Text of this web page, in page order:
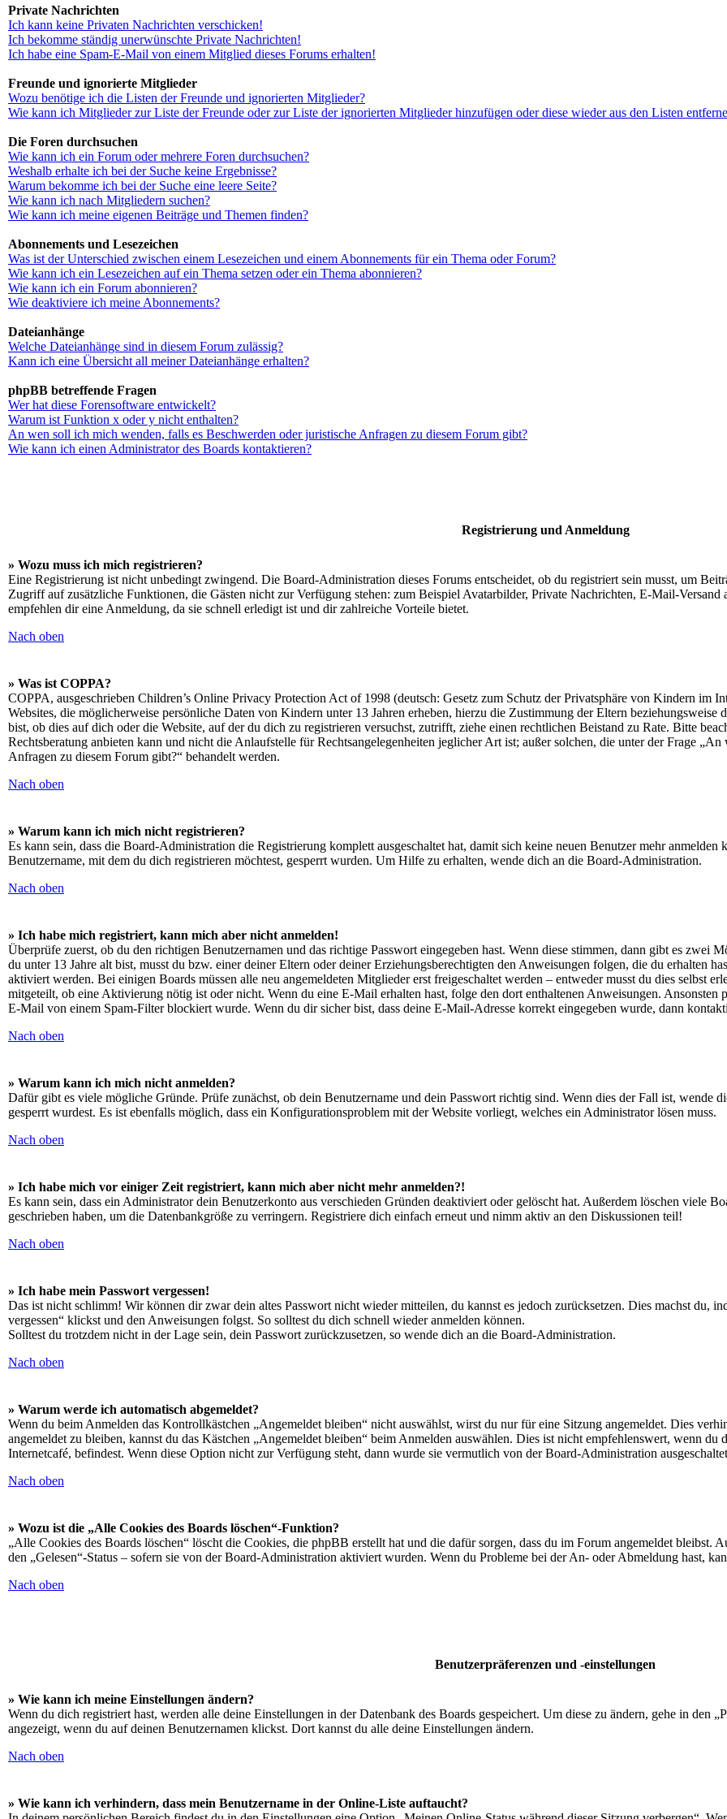
Private Nachrichten
Ich kann keine Privaten Nachrichten verschicken!
Ich bekomme ständig unerwünschte Private Nachrichten!
Ich habe eine Spam-E-Mail von einem Mitglied dieses Forums erhalten!
Freunde und ignorierte Mitglieder
Wozu benötige ich die Listen der Freunde und ignorierten Mitglieder?
Wie kann ich Mitglieder zur Liste der Freunde oder zur Liste der ignorierten Mitglieder hinzufügen oder diese wieder aus den Listen
Die Foren durchsuchen
Wie kann ich ein Forum oder mehrere Foren durchsuchen?
Weshalb erhalte ich bei der Suche keine Ergebnisse?
Warum bekomme ich bei der Suche eine leere Seite?
Wie kann ich nach Mitgliedern suchen?
Wie kann ich meine eigenen Beiträge und Themen finden?
Abonnements und Lesezeichen
Was ist der Unterschied zwischen einem Lesezeichen und einem Abonnements für ein Thema oder Forum?
Wie kann ich ein Lesezeichen auf ein Thema setzen oder ein Thema abonnieren?
Wie kann ich ein Forum abonnieren?
Wie deaktiviere ich meine Abonnements?
Dateianhänge
Welche Dateianhänge sind in diesem Forum zulässig?
Kann ich eine Übersicht all meiner Dateianhänge erhalten?
phpBB betreffende Fragen
Wer hat diese Forensoftware entwickelt?
Warum ist Funktion x oder y nicht enthalten?
An wen soll ich mich wenden, falls es Beschwerden oder juristische Anfragen zu diesem Forum gibt?
Wie kann ich einen Administrator des Boards kontaktieren?
Registrierung und Anmeldung
» Wozu muss ich mich registrieren?
Eine Registrierung ist nicht unbedingt zwingend. Die Board-Administration dieses Forums entscheidet, ob du registriert sein musst, um
Zugriff auf zusätzliche Funktionen, die Gästen nicht zur Verfügung stehen: zum Beispiel Avatarbilder, Private Nachrichten, E-Mail-
empfehlen dir eine Anmeldung, da sie schnell erledigt ist und dir zahlreiche Vorteile bietet.
Nach oben
» Was ist COPPA?
COPPA, ausgeschrieben Children’s Online Privacy Protection Act of 1998 (deutsch: Gesetz zum Schutz der Privatsphäre von Kindern im
Websites, die möglicherweise persönliche Daten von Kindern unter 13 Jahren erheben, hierzu die Zustimmung der Eltern beziehungsweise
bist, ob dies auf dich oder die Website, auf der du dich zu registrieren versuchst, zutrifft, ziehe einen rechtlichen Beistand zu Rate. Bitte
Rechtsberatung anbieten kann und nicht die Anlaufstelle für Rechtsangelegenheiten jeglicher Art ist; außer solchen, die unter der Frage
Anfragen zu diesem Forum gibt?“ behandelt werden.
Nach oben
» Warum kann ich mich nicht registrieren?
Es kann sein, dass die Board-Administration die Registrierung komplett ausgeschaltet hat, damit sich keine neuen Benutzer mehr anmelden
Benutzername, mit dem du dich registrieren möchtest, gesperrt wurden. Um Hilfe zu erhalten, wende dich an die Board-Administration.
Nach oben
» Ich habe mich registriert, kann mich aber nicht anmelden!
Überprüfe zuerst, ob du den richtigen Benutzernamen und das richtige Passwort eingegeben hast. Wenn diese stimmen, dann gibt es zwei
du unter 13 Jahre alt bist, musst du bzw. einer deiner Eltern oder deiner Erziehungsberechtigten den Anweisungen folgen, die du erhalten
aktiviert werden. Bei einigen Boards müssen alle neu angemeldeten Mitglieder erst freigeschaltet werden – entweder musst du dies selbst
mitgeteilt, ob eine Aktivierung nötig ist oder nicht. Wenn du eine E-Mail erhalten hast, folge den dort enthaltenen Anweisungen.
E-Mail von einem Spam-Filter blockiert wurde. Wenn du dir sicher bist, dass deine E-Mail-Adresse korrekt eingegeben wurde, dann
Nach oben
» Warum kann ich mich nicht anmelden?
Dafür gibt es viele mögliche Gründe. Prüfe zunächst, ob dein Benutzername und dein Passwort richtig sind. Wenn dies der Fall ist, wende
gesperrt wurdest. Es ist ebenfalls möglich, dass ein Konfigurationsproblem mit der Website vorliegt, welches ein Administrator lösen muss.
Nach oben
» Ich habe mich vor einiger Zeit registriert, kann mich aber nicht mehr anmelden?!
Es kann sein, dass ein Administrator dein Benutzerkonto aus verschieden Gründen deaktiviert oder gelöscht hat. Außerdem löschen viele
geschrieben haben, um die Datenbankgröße zu verringern. Registriere dich einfach erneut und nimm aktiv an den Diskussionen teil!
Nach oben
» Ich habe mein Passwort vergessen!
Das ist nicht schlimm! Wir können dir zwar dein altes Passwort nicht wieder mitteilen, du kannst es jedoch zurücksetzen. Dies machst du,
vergessen“ klickst und den Anweisungen folgst. So solltest du dich schnell wieder anmelden können.
Solltest du trotzdem nicht in der Lage sein, dein Passwort zurückzusetzen, so wende dich an die Board-Administration.
Nach oben
» Warum werde ich automatisch abgemeldet?
Wenn du beim Anmelden das Kontrollkästchen „Angemeldet bleiben“ nicht auswählst, wirst du nur für eine Sitzung angemeldet. Dies
angemeldet zu bleiben, kannst du das Kästchen „Angemeldet bleiben“ beim Anmelden auswählen. Dies ist nicht empfehlenswert, wenn
Internetcafé, befindest. Wenn diese Option nicht zur Verfügung steht, dann wurde sie vermutlich von der Board-Administration
Nach oben
» Wozu ist die „Alle Cookies des Boards löschen“-Funktion?
„Alle Cookies des Boards löschen“ löscht die Cookies, die phpBB erstellt hat und die dafür sorgen, dass du im Forum angemeldet bleibst.
den „Gelesen“-Status – sofern sie von der Board-Administration aktiviert wurden. Wenn du Probleme bei der An- oder Abmeldung hast,
Nach oben
Benutzerpräferenzen und -einstellungen
» Wie kann ich meine Einstellungen ändern?
Wenn du dich registriert hast, werden alle deine Einstellungen in der Datenbank des Boards gespeichert. Um diese zu ändern, gehe in den
angezeigt, wenn du auf deinen Benutzernamen klickst. Dort kannst du alle deine Einstellungen ändern.
Nach oben
» Wie kann ich verhindern, dass mein Benutzername in der Online-Liste auftaucht?